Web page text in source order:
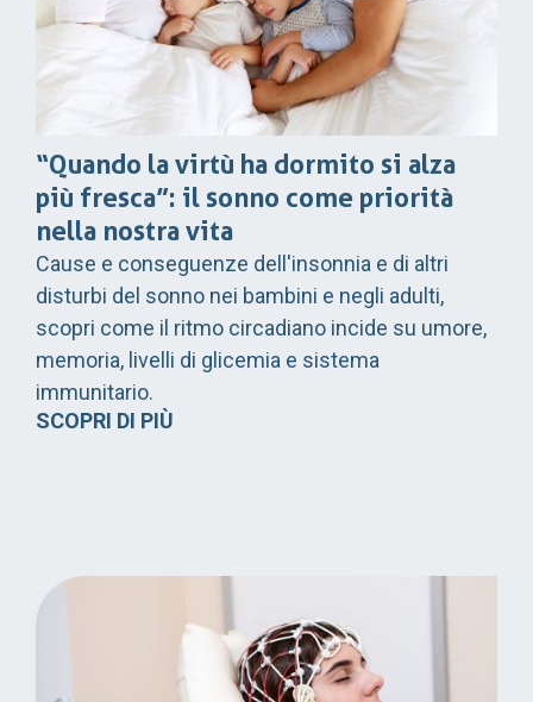
“Quando la virtù ha dormito si alza
più fresca”: il sonno come priorità
nella nostra vita
Cause e conseguenze dell'insonnia e di altri
disturbi del sonno nei bambini e negli adulti,
scopri come il ritmo circadiano incide su umore,
memoria, livelli di glicemia e sistema
immunitario.
SCOPRI DI PIÙ